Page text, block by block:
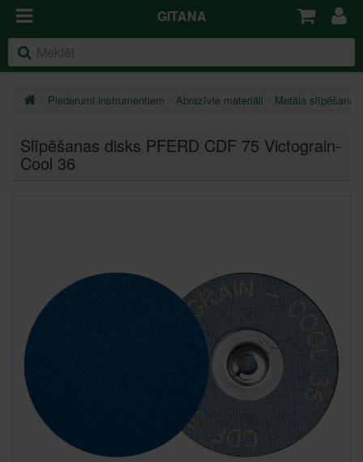
GITANA
Piederumi instrumentiem Abrazīvie materiāli Metāla
Slīpēšanas disks PFERD CDF 75 Victograin-
Cool 36